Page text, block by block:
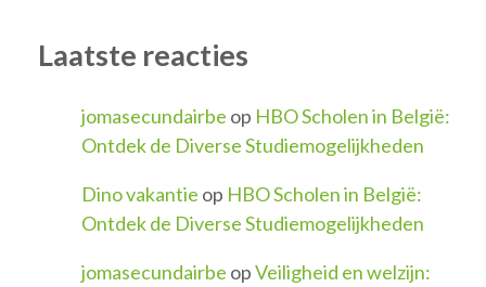
Laatste reacties
jomasecundairbe op HBO Scholen in België:
Ontdek de Diverse Studiemogelijkheden
Dino vakantie op HBO Scholen in België:
Ontdek de Diverse Studiemogelijkheden
jomasecundairbe opVeiligheid en welzijn: